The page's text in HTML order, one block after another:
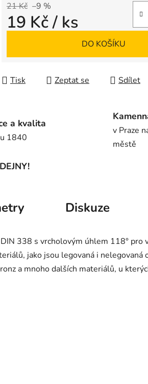
21 Kč –9 %
19 Kč/ ks
DO KOŠÍKU
Tisk Zeptat se Sdílet
a kvalita
1840
v Praze
městě
Diskuze
338 s vrcholovým úhlem 118° pro
jako jsou legovaná i nelegovaná
a mnoho dalších materiálů, u